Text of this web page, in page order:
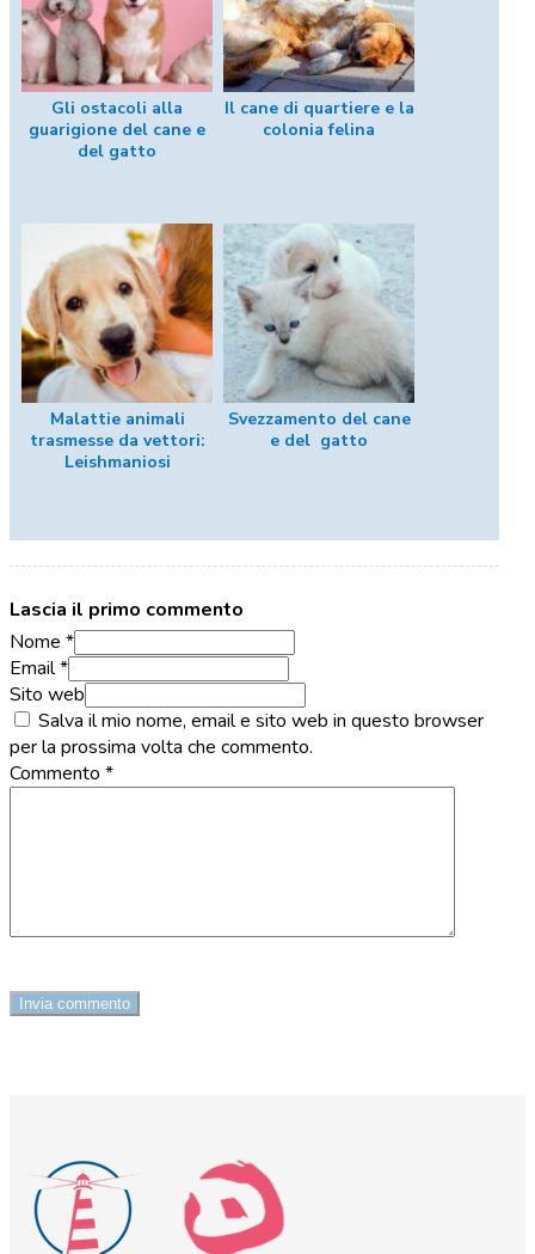
Gli ostacoli alla
guarigione del cane e
del gatto
Il cane di quartiere e la
colonia felina
Malattie animali
trasmesse da vettori:
Leishmaniosi
Svezzamento del cane
e del gatto
Lascia il primo commento
Nome *
Email *
Sito web
Salva il mio nome, email e sito web in questo browser
per la prossima volta che commento.
Commento *